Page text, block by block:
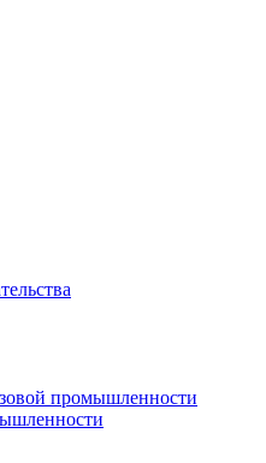
промышленности